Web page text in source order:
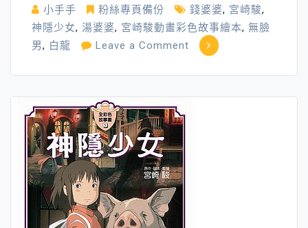
小手手 粉絲專頁備份 錢婆婆, 宮崎駿,
神隱少女, 湯婆婆, 宮崎駿動畫彩色故事繪本, 無臉
男, 白龍 Leave a Comment on
少